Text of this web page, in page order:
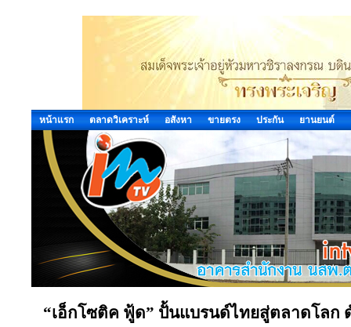
หน้าแรก ตลาดวิเคราะห์ อสังหา ขายตรง ประกัน ยานยนต์
“เอ็กโซติค ฟู้ด” ปั้นแบรนด์ไทยสู่ตลาดโลก